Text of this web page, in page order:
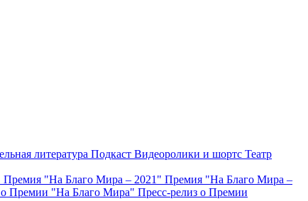
литература Подкаст Видеоролики и шортс Театр
Премия "На Благо Мира – 2021" Премия "На Благо Мира –
Премии "На Благо Мира" Пресс-релиз о Премии